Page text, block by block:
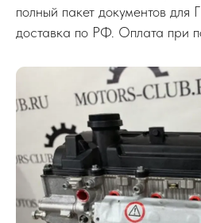
полный пакет документов
доставка по РФ. Оплата при